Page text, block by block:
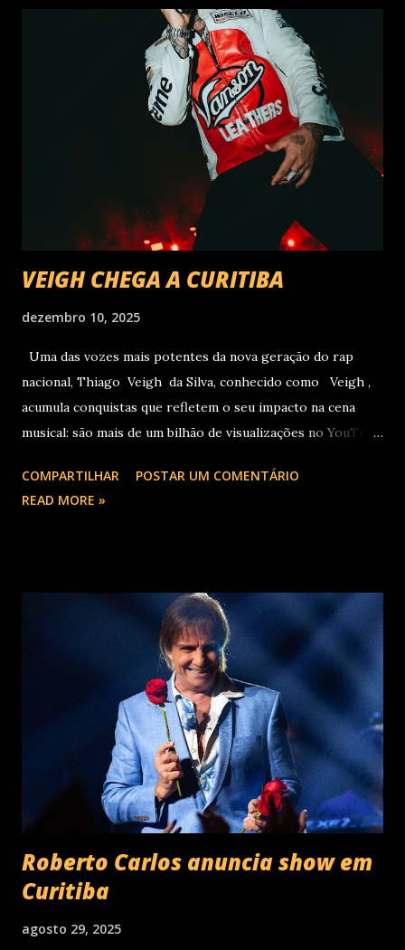
VEIGH CHEGA A CURITIBA
dezembro 10, 2025
Uma das vozes mais potentes da nova geração do rap
nacional, Thiago Veigh da Silva, conhecido como Veigh ,
acumula conquistas que refletem o seu impacto na cena
musical: são mais de um bilhão de visualizações no YouTube,
10 milhões de seguidores nas redes sociais, além de figurar
entre os nomes da prestigiada lista Forbes Under 30 de
milhões de plays em menos de 24 horas após o
lançamento. Com uma estética mais madura, o álbum marca
um novo capítulo na carreira do artista e, agora, ganha os
palcos por meio da EVOM Tour, que fez sua estreia
recentemente em São Paulo. Com realização da 30e ,
Supernova Ent e Prime , a escala em Curitiba aco...
COMPARTILHAR
POSTAR UM COMENTÁRIO
READ MORE »
Roberto Carlos anuncia show em
Curitiba
agosto 29, 2025